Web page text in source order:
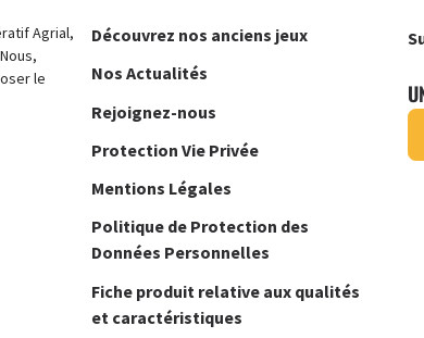
Agrial,
le
Découvrez nos anciens jeux
Nos Actualités
Rejoignez-nous
Protection Vie Privée
Mentions Légales
Politique de Protection des
Données Personnelles
Fiche produit relative aux qualités
et caractéristiques